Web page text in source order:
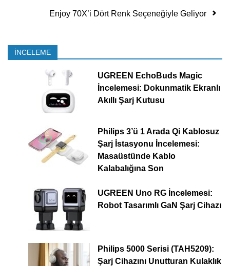
Enjoy 70X’i Dört Renk Seçeneğiyle Geliyor
İNCELEME
UGREEN EchoBuds Magic
İncelemesi: Dokunmatik Ekranlı
Akıllı Şarj Kutusu
Philips 3’ü 1 Arada Qi Kablosuz
Şarj İstasyonu İncelemesi:
Masaüstünde Kablo
Kalabalığına Son
UGREEN Uno RG İncelemesi:
Robot Tasarımlı GaN Şarj Cihazı
Philips 5000 Serisi (TAH5209):
Şarj Cihazını Unutturan Kulaklık